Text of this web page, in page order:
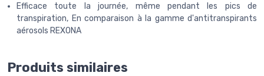
Efficace toute la journée, même pendant les pics de
transpiration, En comparaison à la gamme d'antitranspirants
aérosols REXONA
Produits similaires